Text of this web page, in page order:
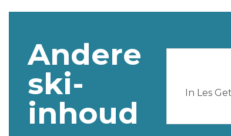
Andere
ski-
inhoud
In Les